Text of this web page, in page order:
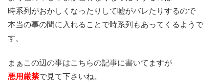
時系列がおかしくなったりして嘘がバレたりするので
本当の事の間に入れることで時系列もあってくるようで
す。
まぁこの辺の事はこちらの記事に書いてますが
悪用厳禁で見て下さいね。